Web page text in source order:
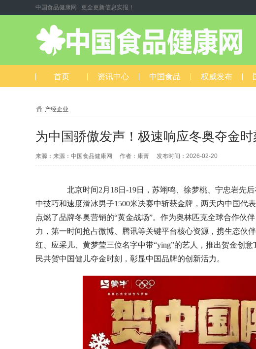
中国食品健康网 更全更新信息实报！
首页 资讯中心 中国食品 权威发布
产经企业
为中国骄傲发声！极速响应冬奥夺金
来源：来源：中国食品健康网 作者：康菁 发布时间：2026-02-20
北京时间2月18日-19日，苏翊鸣、徐梦桃、宁忠岩先后
中技巧和速度滑冰男子1500米决赛中斩获金牌，两天内中国代
点燃了品牌冬奥营销的“黄金战场”。作为奥林匹克全球合作伙
力，第一时间抢占微博、腾讯等关键平台核心资源，携生态伙
红、应采儿、黄梦莹三位名字中带“ying”的艺人，推出贺金创
民共贺中国健儿夺金时刻，彰显中国品牌的创新活力。